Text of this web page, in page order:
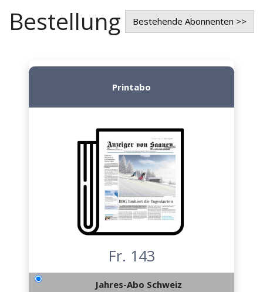
Bestellung Bestehende Abonnenten >>
Printabo
Fr. 143
Jahres-Abo Schweiz